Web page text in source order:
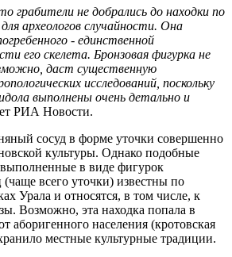
грабители не добрались до находки по
археологов случайности. Она
- единственной
его скелета. Бронзовая фигурка не
даст существенную
исследований, поскольку
выполнены очень детально и
РИА Новости.
сосуд в форме уточки совершенно
культуры. Однако подобные
в виде фигурок
всего уточки) известны по
Урала и относятся, в том числе, к
Возможно, эта находка попала в
аборигенного населения (кротовская
местные культурные традиции.